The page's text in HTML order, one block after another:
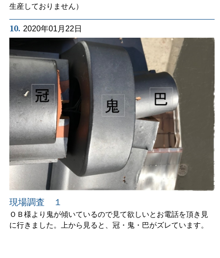
生産しておりません）
10. 2020年01月22日
現場調査 １
ＯＢ様より鬼が傾いているので見て欲しいとお電話を頂き見
に行きました。上から見ると、冠・鬼・巴がズレています。